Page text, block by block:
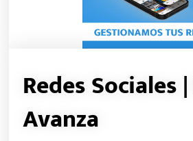
Redes Sociales
Avanza